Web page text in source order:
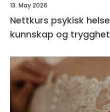
13. May 2026
Nettkurs psykisk helse en praktisk vei til mer
kunnskap og trygghet